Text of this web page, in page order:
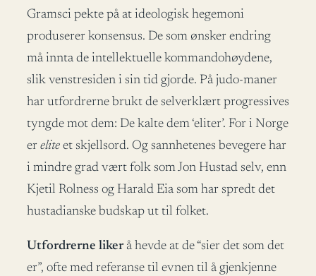
Gramsci pekte på at ideologisk hegemoni
produserer konsensus. De som ønsker endring
må innta de intellektuelle kommandohøydene,
slik venstresiden i sin tid gjorde. På judo-maner
har utfordrerne brukt de selverklært progressives
tyngde mot dem: De kalte dem ‘eliter’. For i Norge
er elite et skjellsord. Og sannhetenes bevegere har
i mindre grad vært folk som Jon Hustad selv, enn
Kjetil Rolness og Harald Eia som har spredt det
hustadianske budskap ut til folket.
Utfordrerne liker å hevde at de “sier det som det
er”, ofte med referanse til evnen til å gjenkjenne